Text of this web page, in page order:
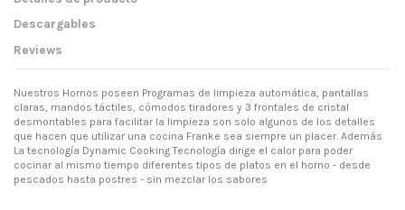
Descargables
Reviews
Nuestros Hornos poseen Programas de limpieza automática, pantallas
claras, mandos táctiles, cómodos tiradores y 3 frontales de cristal
desmontables para facilitar la limpieza son solo algunos de los detalles
que hacen que utilizar una cocina Franke sea siempre un placer. Además
La tecnología Dynamic Cooking Tecnología dirige el calor para poder
cocinar al mismo tiempo diferentes tipos de platos en el horno - desde
pescados hasta postres - sin mezclar los sabores